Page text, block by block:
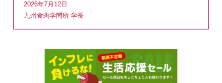
2026年7月12日
九州食肉学問所 学長